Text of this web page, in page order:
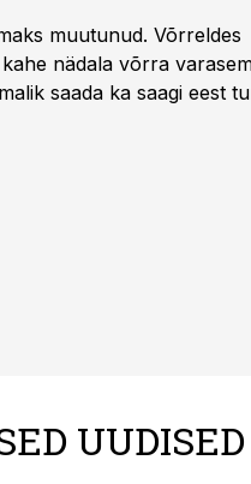
muutunud. Võrreldes
nädala võrra
saada ka saagi eest
UUDISED